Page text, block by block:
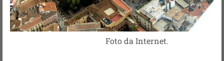
Foto da Internet.